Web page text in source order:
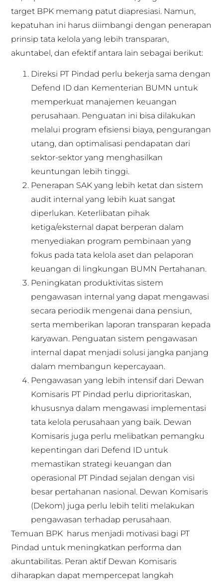
target BPK memang patut diapresiasi. Namun,
kepatuhan ini harus diimbangi dengan penerapan
prinsip tata kelola yang lebih transparan,
akuntabel, dan efektif antara lain sebagai berikut:
Direksi PT Pindad perlu bekerja sama dengan
Defend ID dan Kementerian BUMN untuk
memperkuat manajemen keuangan
perusahaan. Penguatan ini bisa dilakukan
melalui program efisiensi biaya, pengurangan
utang, dan optimalisasi pendapatan dari
sektor-sektor yang menghasilkan
keuntungan lebih tinggi.
Penerapan SAK yang lebih ketat dan sistem
audit internal yang lebih kuat sangat
diperlukan. Keterlibatan pihak
ketiga/eksternal dapat berperan dalam
menyediakan program pembinaan yang
fokus pada tata kelola aset dan pelaporan
keuangan di lingkungan BUMN Pertahanan.
Peningkatan produktivitas sistem
pengawasan internal yang dapat mengawasi
secara periodik mengenai dana pensiun,
serta memberikan laporan transparan kepada
karyawan. Penguatan sistem pengawasan
internal dapat menjadi solusi jangka panjang
dalam membangun kepercayaan.
Pengawasan yang lebih intensif dari Dewan
Komisaris PT Pindad perlu diprioritaskan,
khususnya dalam mengawasi implementasi
tata kelola perusahaan yang baik. Dewan
Komisaris juga perlu melibatkan pemangku
kepentingan dari Defend ID untuk
memastikan strategi keuangan dan
operasional PT Pindad sejalan dengan visi
besar pertahanan nasional. Dewan Komisaris
(Dekom) juga perlu lebih teliti melakukan
pengawasan terhadap perusahaan.
Temuan BPK harus menjadi motivasi bagi PT
Pindad untuk meningkatkan performa dan
akuntabilitas. Peran aktif Dewan Komisaris
diharapkan dapat mempercepat langkah